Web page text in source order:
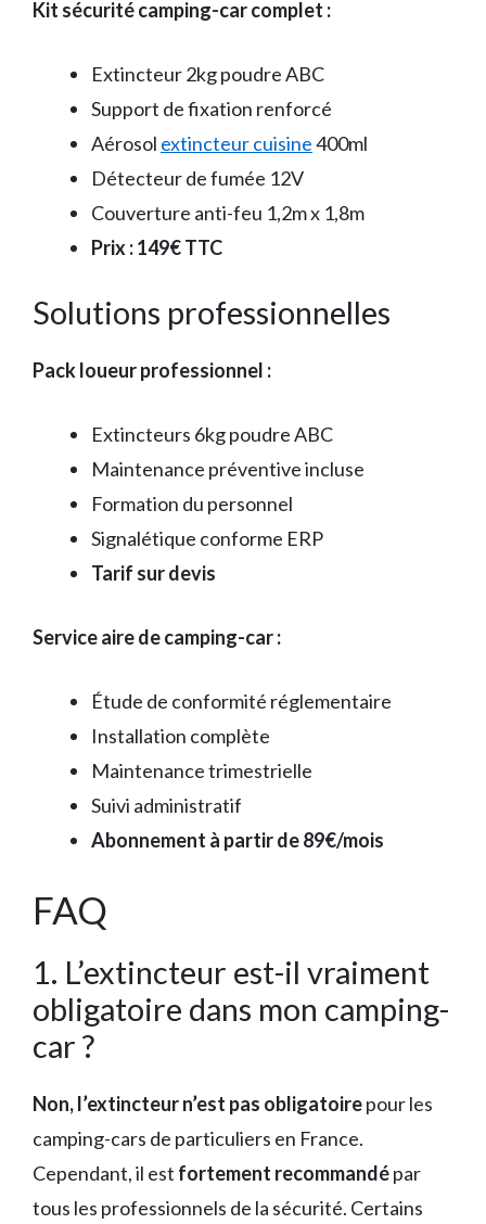
Kit sécurité camping-car complet :
Extincteur 2kg poudre ABC
Support de fixation renforcé
Aérosol extincteur cuisine400ml
Détecteur de fumée 12V
Couverture anti-feu 1,2m x 1,8m
Prix : 149€ TTC
Solutions professionnelles
Pack loueur professionnel :
Extincteurs 6kg poudre ABC
Maintenance préventive incluse
Formation du personnel
Signalétique conforme ERP
Tarif sur devis
Service aire de camping-car :
Étude de conformité réglementaire
Installation complète
Maintenance trimestrielle
Suivi administratif
Abonnement à partir de 89€/mois
FAQ
1. L’extincteur est-il vraiment
obligatoire dans mon camping-
car ?
Non, l’extincteur n’est pas obligatoirepour les
camping-cars de particuliers en France.
Cependant, il est fortement recommandépar
tous les professionnels de la sécurité. Certains